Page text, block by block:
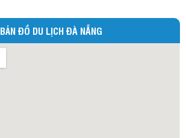
BẢN ĐỒ DU LỊCH ĐÀ NẴNG